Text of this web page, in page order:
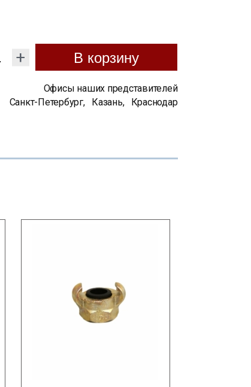
+ В корзину
Офисы наших представителей
Санкт-Петербург, Казань, Краснодар